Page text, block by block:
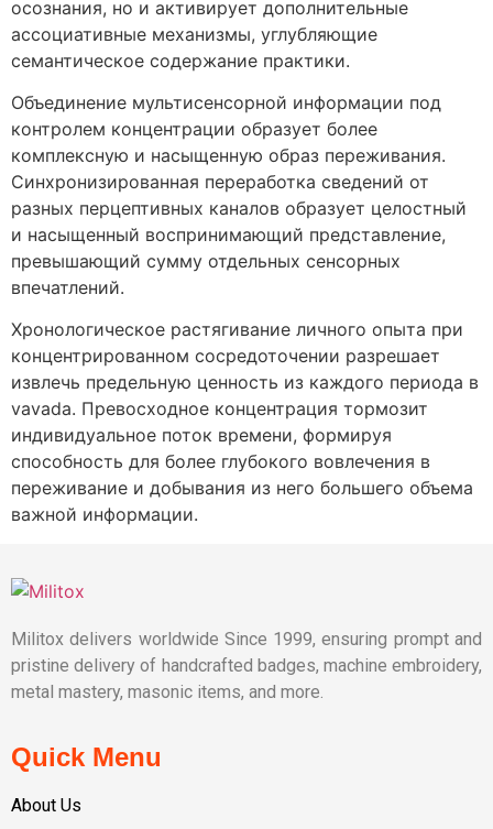
осознания, но и активирует дополнительные
ассоциативные механизмы, углубляющие
семантическое содержание практики.
Объединение мультисенсорной информации под
контролем концентрации образует более
комплексную и насыщенную образ переживания.
Синхронизированная переработка сведений от
разных перцептивных каналов образует целостный
и насыщенный воспринимающий представление,
превышающий сумму отдельных сенсорных
впечатлений.
Хронологическое растягивание личного опыта при
концентрированном сосредоточении разрешает
извлечь предельную ценность из каждого периода в
vavada. Превосходное концентрация тормозит
индивидуальное поток времени, формируя
способность для более глубокого вовлечения в
переживание и добывания из него большего объема
важной информации.
Militox delivers worldwide Since 1999, ensuring prompt and
pristine delivery of handcrafted badges, machine embroidery,
metal mastery, masonic items, and more.
Quick Menu
About Us